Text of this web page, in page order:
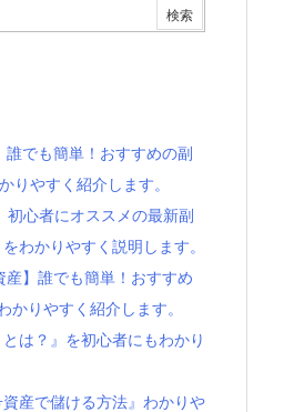
誰でも簡単！おすすめの副
りやすく紹介します。
初心者にオススメの最新副
わかりやすく説明します。
産】誰でも簡単！おすすめ
りやすく紹介します。
は？』を初心者にもわかり
産で儲ける方法』わかりや